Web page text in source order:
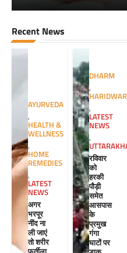
Recent News
AYURVEDA
,
HEALTH &
WELLNESS
,
HOME
REMEDIES
,
LATEST
NEWS
अगर
भरपूर
नींद ना
ली जाएं
तो शरीर
DHARM
,
HARIDWAR
,
LATEST
NEWS
,
रविवार
को
हरकी
पौड़ी
समेत
आसपास
के
प्रमुख
गंगा
घाटों पर